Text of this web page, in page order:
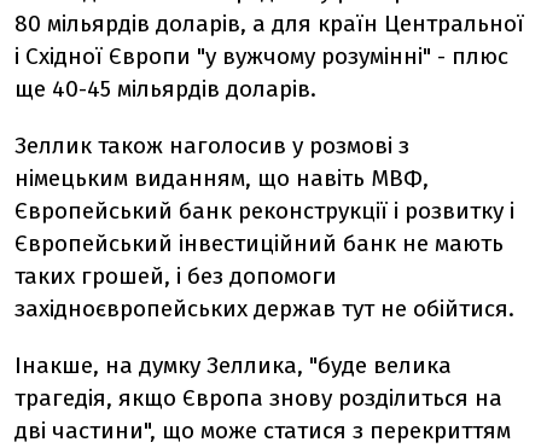
80 мільярдів доларів, а для країн Центральної
і Східної Європи "у вужчому розумінні" - плюс
ще 40-45 мільярдів доларів.
Зеллик також наголосив у розмові з
німецьким виданням, що навіть МВФ,
Європейський банк реконструкції і розвитку і
Європейський інвестиційний банк не мають
таких грошей, і без допомоги
західноєвропейських держав тут не обійтися.
Інакше, на думку Зеллика, "буде велика
трагедія, якщо Європа знову розділиться на
дві частини", що може статися з перекриттям